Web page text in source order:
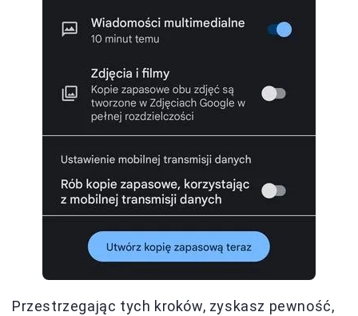
Przestrzegając tych kroków, zyskasz pewność,